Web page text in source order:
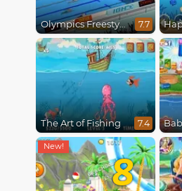
Olympics Freestyle 7.7
The Art of Fishing 7.4
8